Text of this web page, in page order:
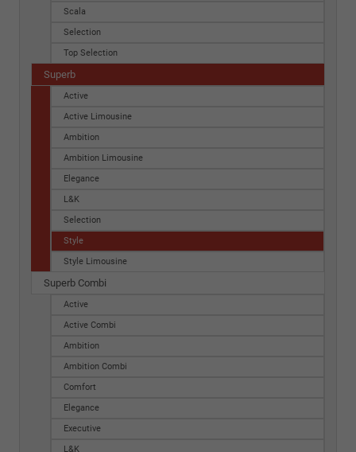
Scala
Selection
Top Selection
Superb
Active
Active Limousine
Ambition
Ambition Limousine
Elegance
L&K
Selection
Style
Style Limousine
Superb Combi
Active
Active Combi
Ambition
Ambition Combi
Comfort
Elegance
Executive
L&K